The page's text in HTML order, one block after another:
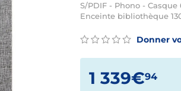
S/PDIF - Phono -
Enceinte bibliothèque
Donner
1 339€94